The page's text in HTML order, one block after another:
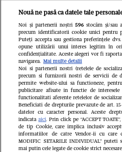
până la 50 de ani:
familia mea și
cunoaște fricile"
Nouă ne pasă ca datele tale
Noi și partenerii noștri 596stocăm și/sau
precum identificatorii cookie unici pentru
Puteți accepta sau gestiona preferințele
opune utilizării unui interes legitim în
confidențialitate. Aceste alegeri vor fi
navigarea. Mai multe detalii
Noi si partenerii nostri (retelele de
precum si furnizorii nostri de servicii de
permite website-ului sa functioneze,
publicitare afisate in functie de
functionalitati aferente retelelor de
Beneficiati de drepturile prevazute de art.
datelor cu caracter personal. Aceste
indicataaici. Prin click pe “ACCEPT
de tip Cookie, care implica inclusiv
informatiilor de catre Vendor-ii cu care
MODIFIC SETARILE INDIVIDUAL”
mai putin cele legate de cookie strict